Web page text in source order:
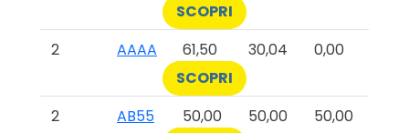
SCOPRI
2
AAAA 61,50 30,04
0,00
SCOPRI
2
AB55 50,00 50,00
50,00